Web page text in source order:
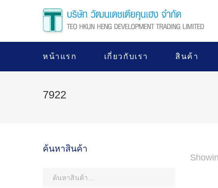
หน้าแรก เกี่ยวกับเรา สินค้า
7922
ค้นหาสินค้า